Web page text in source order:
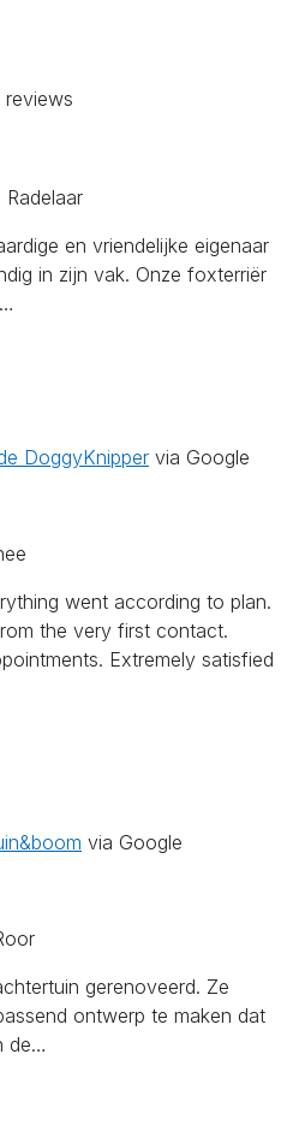
reviews
en vriendelijke eigenaar
in zijn vak. Onze foxterriër
DoggyKnipper via Google
went according to plan.
the very first contact.
Extremely satisfied
via Google
gerenoveerd. Ze
ontwerp te maken dat
de…